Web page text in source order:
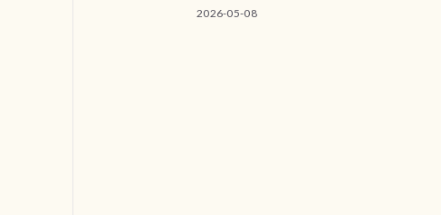
2026-05-08